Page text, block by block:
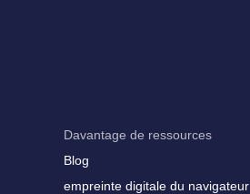
Davantage de ressources
Blog
empreinte digitale du navigateur